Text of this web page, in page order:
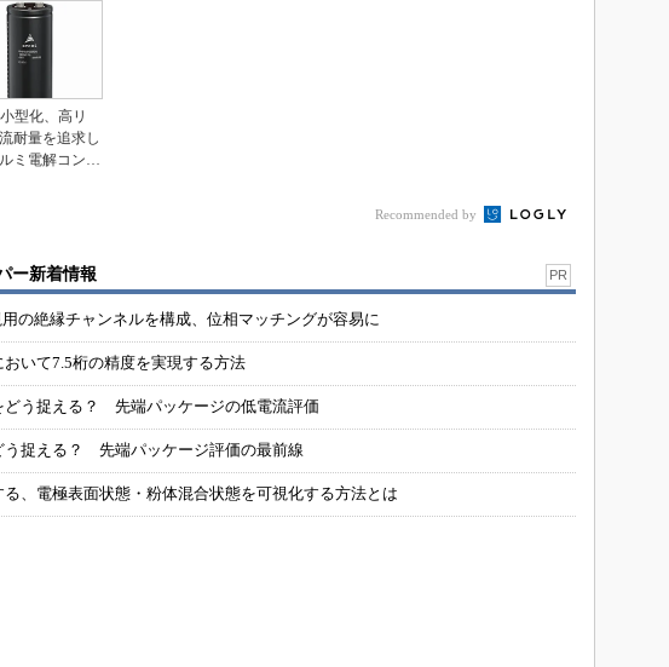
型化、高リ
耐量を追求し
ミ電解コンデ
Recommended by
ー新着情報 PR
の絶縁チャンネルを構成、位相マッチングが容易に
いて7.5桁の精度を実現する方法
どう捉える？ 先端パッケージの低電流評価
う捉える？ 先端パッケージ評価の最前線
、電極表面状態・粉体混合状態を可視化する方法とは